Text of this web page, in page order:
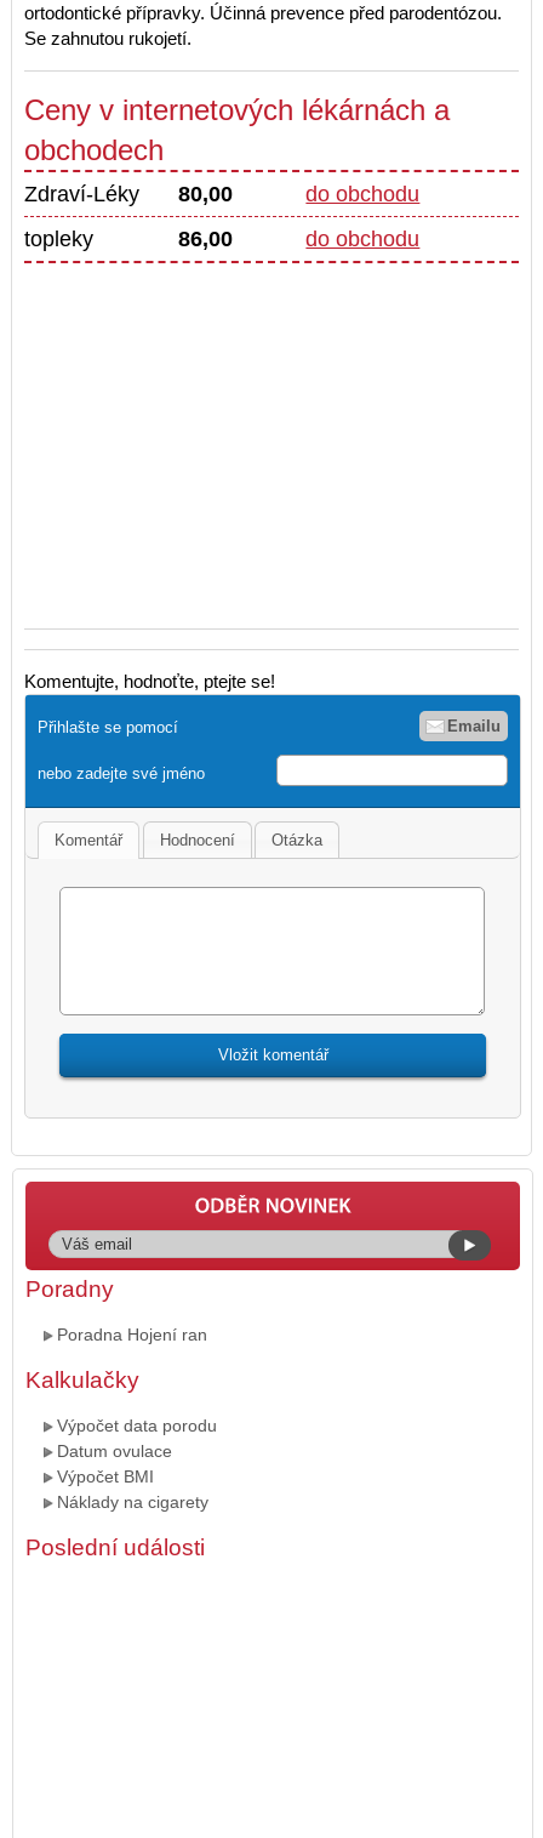
ortodontické přípravky. Účinná prevence před parodentózou.
Se zahnutou rukojetí.
Ceny v internetových lékárnách a
obchodech
Zdraví-Léky 80,00
do obchodu
topleky
86,00 do obchodu
Komentujte, hodnoťte, ptejte se!
Přihlašte se pomocí Emailu
nebo zadejte své jméno
Komentář Hodnocení Otázka
Poradny
Poradna Hojení ran
Kalkulačky
Výpočet data porodu
Datum ovulace
Výpočet BMI
Náklady na cigarety
Poslední události